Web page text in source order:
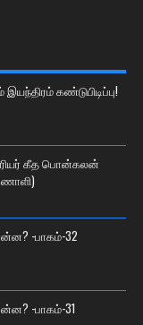
கண்டுபிடிப்பு!
கீத பொன்கலன்
-பாகம்-32
-பாகம்-31